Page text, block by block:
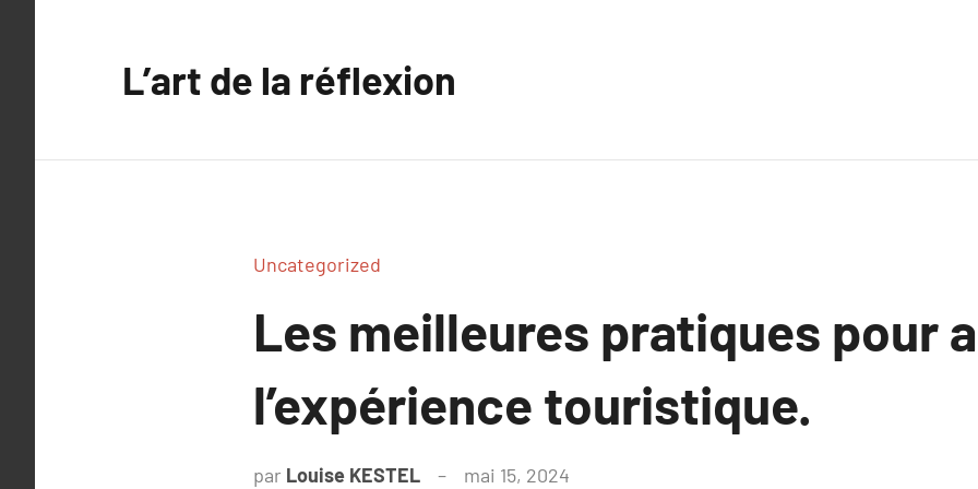
L’art de la réflexion
Uncategorized
Les meilleures pratiques pour
l’expérience touristique.
par Louise KESTEL mai 15, 2024